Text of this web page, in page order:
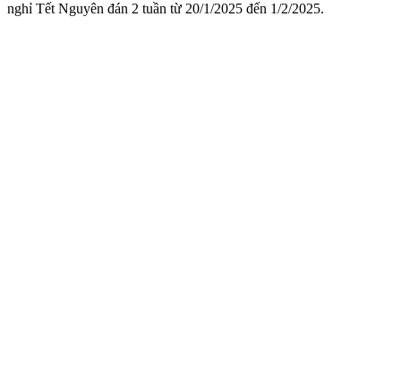
nghỉ Tết Nguyên đán 2 tuần từ 20/1/2025 đến 1/2/2025.